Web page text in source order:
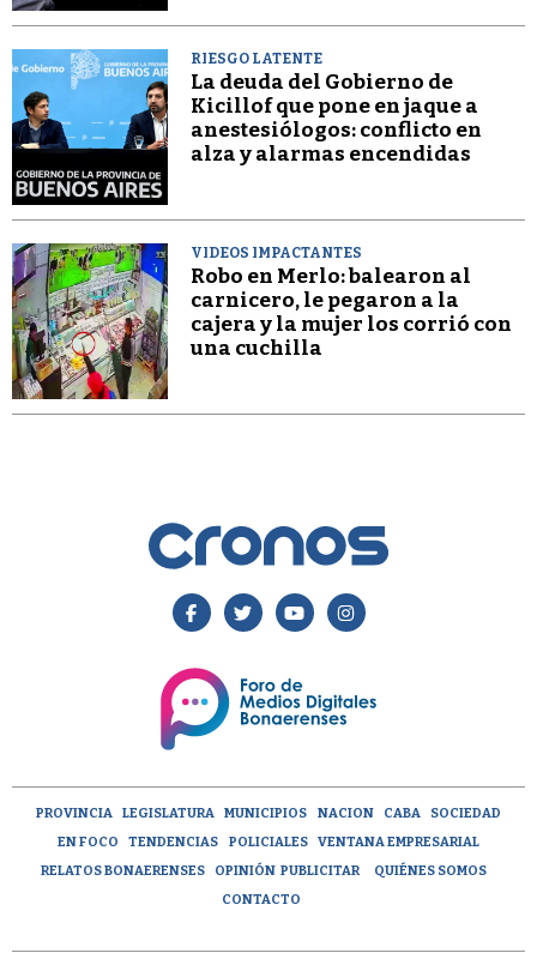
RIESGO LATENTE
La deuda del Gobierno de
Kicillof que pone en jaque a
anestesiólogos: conflicto en
alza y alarmas encendidas
VIDEOS IMPACTANTES
Robo en Merlo: balearon al
carnicero, le pegaron a la
cajera y la mujer los corrió con
una cuchilla
PROVINCIA LEGISLATURA MUNICIPIOS NACION CABA
SOCIEDAD
EN FOCO
TENDENCIAS POLICIALES
VENTANA EMPRESARIAL
RELATOS BONAERENSES
OPINIÓN PUBLICITAR
QUIÉNES SOMOS
CONTACTO